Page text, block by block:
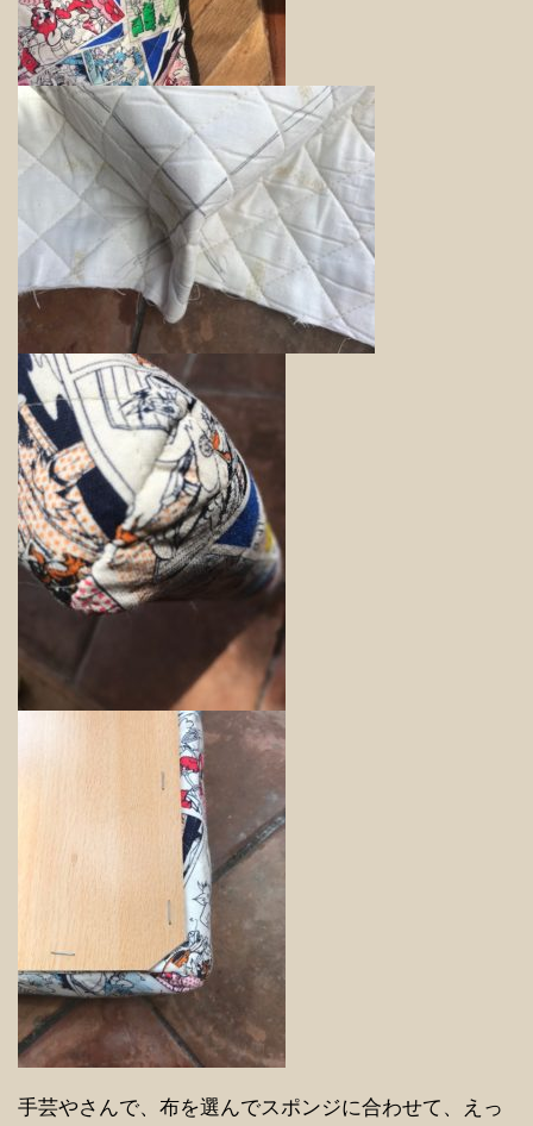
手芸やさんで、布を選んでスポンジに合わせて、えっ